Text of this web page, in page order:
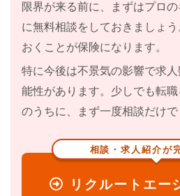
限界が来る前に、まずはプロ
に無料相談をしておきましょう
おくことが保険になります。
特に今後は不景気の影響で求
能性があります。少しでも転
のうちに、まず一度相談だけで
相談・求人紹介が
リクルートエー